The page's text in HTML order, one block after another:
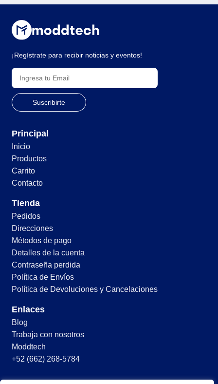
¡Regístrate para recibir noticias y eventos!
Principal
Inicio
Productos
Carrito
Contacto
Tienda
Pedidos
Direcciones
Métodos de pago
Detalles de la cuenta
Contraseña perdida
Política de Envíos
Política de Devoluciones y Cancelaciones
Enlaces
Blog
Trabaja con nosotros
Moddtech
+52 (662) 268-5784